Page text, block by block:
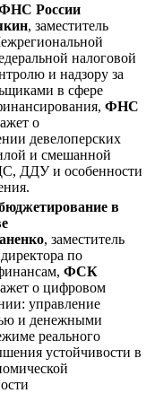
ФНС России
, заместитель
налоговой
и надзору за
в сфере
ФНС
о
девелоперских
и смешанной
ДДУ и особенности
в
, заместитель
по
ФСК
о цифровом
управление
и денежными
реального
устойчивости в